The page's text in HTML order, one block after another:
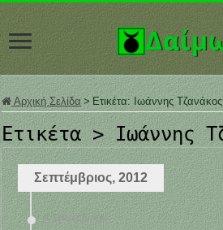
Αρχική Σελίδα > Ετικέτα: Ιωάννης Τζανάκος
Ετικέτα > Ιωάννης
Σεπτέμβριος, 2012
4 Σεπτεμβρίου